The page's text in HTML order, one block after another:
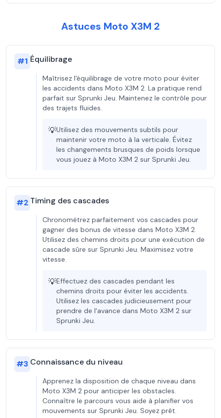
Astuces Moto X3M 2
#1 Équilibrage
Maîtrisez l'équilibrage de votre moto pour éviter
les accidents dans Moto X3M 2. La pratique rend
parfait sur Sprunki Jeu. Maintenez le contrôle pour
des trajets fluides.
💡Utilisez des mouvements subtils pour
maintenir votre moto à la verticale. Évitez
les changements brusques de poids lorsque
vous jouez à Moto X3M 2 sur Sprunki Jeu.
#2 Timing des cascades
Chronométrez parfaitement vos cascades pour
gagner des bonus de vitesse dans Moto X3M 2.
Utilisez des chemins droits pour une exécution de
cascade sûre sur Sprunki Jeu. Maximisez votre
vitesse.
💡Effectuez des cascades pendant les
chemins droits pour éviter les accidents.
Utilisez les cascades judicieusement pour
prendre de l'avance dans Moto X3M 2 sur
Sprunki Jeu.
#3 Connaissance du niveau
Apprenez la disposition de chaque niveau dans
Moto X3M 2 pour anticiper les obstacles.
Connaître le parcours vous aide à planifier vos
mouvements sur Sprunki Jeu. Soyez prêt.